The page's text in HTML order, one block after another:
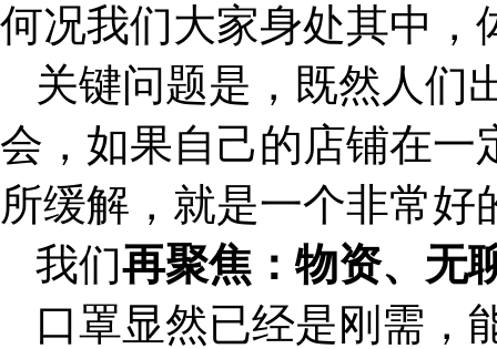
何况我们大家身处其中，
关键问题是，既然人们
会，如果自己的店铺在一
所缓解，就是一个非常好
我们再聚焦：物资、无
口罩显然已经是刚需，